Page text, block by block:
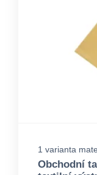
1 varianta
Obchodní